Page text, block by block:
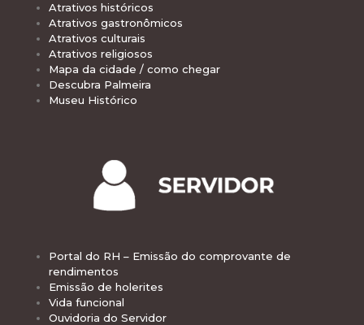
Atrativos históricos
Atrativos gastronômicos
Atrativos culturais
Atrativos religiosos
Mapa da cidade / como chegar
Descubra Palmeira
Museu Histórico
Portal do RH – Emissão do comprovante de
rendimentos
Emissão de holerites
Vida funcional
Ouvidoria do Servidor